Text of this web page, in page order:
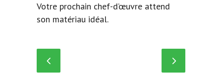
Votre prochain chef-d’œuvre attend
son matériau idéal.